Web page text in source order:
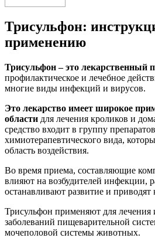
Трисульфон:
применению
Трисульфон – это лекарственный
профилактическое и лечебное
многие виды инфекций и вирусов.
Это лекарство имеет широкое
области для лечения кроликов и
средство входит в группу
химиотерапевтического вида,
область воздействия.
Во время приема, составляющие
влияют на возбудителей инфекции,
останавливают развитие и приводят
Трисульфон применяют для лечения
заболеваний пищеварительной
мочеполовой системы животных.